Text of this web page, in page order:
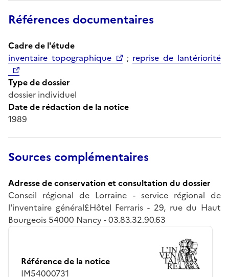
Références documentaires
Cadre de l'étude
inventaire topographique
; reprise de lantériorité
Type de dossier
dossier individuel
Date de rédaction de la notice
1989
Sources complémentaires
Adresse de conservation et consultation du dossier
Conseil régional de Lorraine - service régional de
l'inventaire général£Hôtel Ferraris - 29, rue du Haut
Bourgeois 54000 Nancy - 03.83.32.90.63
Référence de la notice
IM54000731